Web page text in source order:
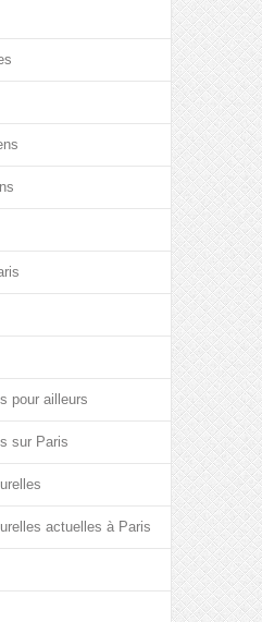
pour ailleurs
sur Paris
actuelles à Paris